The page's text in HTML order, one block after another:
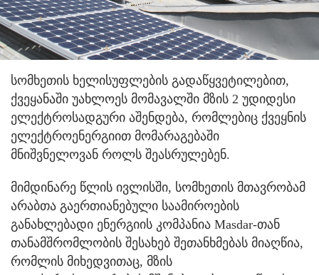
სომხეთის ხელისუფლების გადაწყვეტილებით,
ქვეყანაში უახლოეს მომავალში მზის 2 უდიდესი
ელექტროსადგური აშენდება, რომლებიც ქვეყნის
ელექტროენერგიით მომარაგებაში
მნიშვნელოვან როლს შეასრულებენ.
მიმდინარე წლის ივლისში, სომხეთის მთავრობამ
არაბთა გაერთიანებული საამიროების
განახლებადი ენერგიის კომპანია Masdar-თან
თანამშრომლობის შესახებ შეთანხმებას მიაღწია,
რომლის მიხედვითაც, მზის